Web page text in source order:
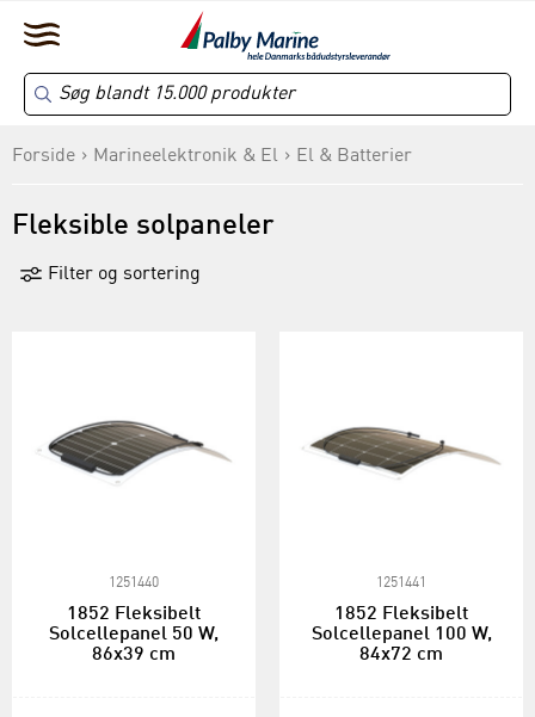
Forside Marineelektronik & El El & Batterier
Fleksible solpaneler
Filter og sortering
1251440
1852 Fleksibelt
Solcellepanel 50 W,
86x39 cm
1251441
1852 Fleksibelt
Solcellepanel 100 W,
84x72 cm